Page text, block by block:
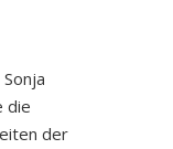
die
der